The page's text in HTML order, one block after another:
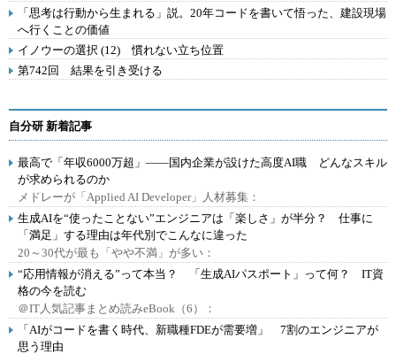
「思考は行動から生まれる」説。20年コードを書いて悟った、建設現場
へ行くことの価値
イノウーの選択 (12) 慣れない立ち位置
第742回 結果を引き受ける
自分研 新着記事
最高で「年収6000万超」――国内企業が設けた高度AI職 どんなスキル
が求められるのか
メドレーが「Applied AI Developer」人材募集：
生成AIを“使ったことない”エンジニアは「楽しさ」が半分？ 仕事に
「満足」する理由は年代別でこんなに違った
20～30代が最も「やや不満」が多い：
“応用情報が消える”って本当？ 「生成AIパスポート」って何？ IT資
格の今を読む
＠IT人気記事まとめ読みeBook（6）：
「AIがコードを書く時代、新職種FDEが需要増」 7割のエンジニアが
思う理由